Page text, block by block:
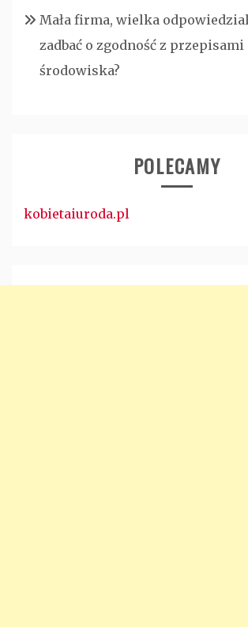
Mała firma, wielka
zadbać o zgodność z
środowiska?
POLECAMY
kobietaiuroda.pl